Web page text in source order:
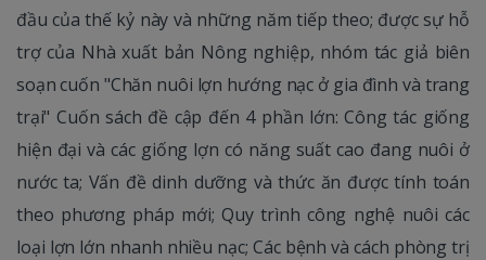
đầu của thế kỷ này và những năm tiếp theo; được sự hỗ
trợ của Nhà xuất bản Nông nghiệp, nhóm tác giả biên
soạn cuốn "Chăn nuôi lợn hướng nạc ở gia đình và trang
trại" Cuốn sách đề cập đến 4 phần lớn: Công tác giống
hiện đại và các giống lợn có năng suất cao đang nuôi ở
nước ta; Vấn đề dinh dưỡng và thức ăn được tính toán
theo phương pháp mới; Quy trình công nghệ nuôi các
loại lợn lớn nhanh nhiều nạc; Các bệnh và cách phòng trị